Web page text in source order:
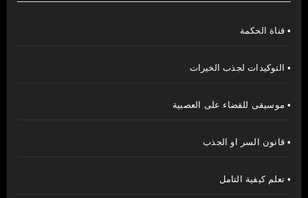
• قناة الحكمة
• التوكيدات لجذب الخيرات
• موسيقى للقضاء على العصبية
• قانون السر او الجذب
• تعلم كيفية التامل